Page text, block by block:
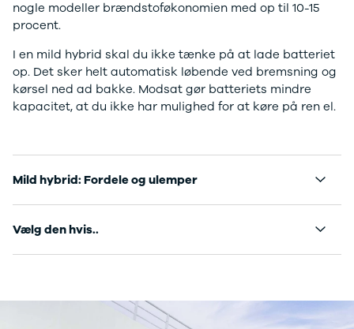
Privatleasing
Tilbud
6e
Modeller
Anmeldelser
Privatleasing
Anmeldelser
Mazda-2
Modeller
Tilbud
Land Rover
Range Rover
Sport
Lexus
Se alle Lexus
Mazda
CX-30
3
nogle modeller brændstoføkonomien med op til 10-15
procent.
I en mild hybrid skal du ikke tænke på at lade batteriet
op. Det sker helt automatisk løbende ved bremsning og
kørsel ned ad bakke. Modsat gør batteriets mindre
kapacitet, at du ikke har mulighed for at køre på ren el.
Mild hybrid: Fordele og ulemper
Vælg den hvis..